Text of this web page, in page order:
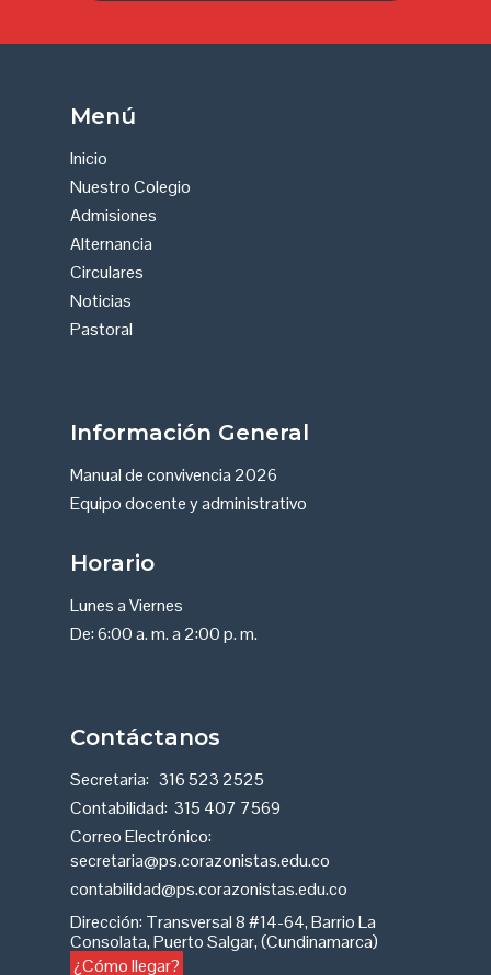
Menú
Inicio
Nuestro Colegio
Admisiones
Alternancia
Circulares
Noticias
Pastoral
Información General
Manual de convivencia 2026
Equipo docente y administrativo
Horario
Lunes a Viernes
De: 6:00 a. m. a 2:00 p. m.
Contáctanos
Secretaria: 316 523 2525
Contabilidad: 315 407 7569
Correo Electrónico:
secretaria@ps.corazonistas.edu.co
contabilidad@ps.corazonistas.edu.co
Dirección: Transversal 8 #14-64, Barrio La
Consolata, Puerto Salgar, (Cundinamarca)
¿Cómo llegar?